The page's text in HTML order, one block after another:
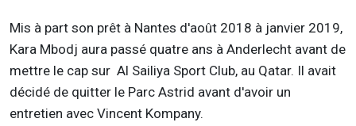
Mis à part son prêt à Nantes d'août 2018 à janvier 2019,
Kara Mbodj aura passé quatre ans à Anderlecht avant de
mettre le cap sur Al Sailiya Sport Club, au Qatar. Il avait
décidé de quitter le Parc Astrid avant d'avoir un
entretien avec Vincent Kompany.